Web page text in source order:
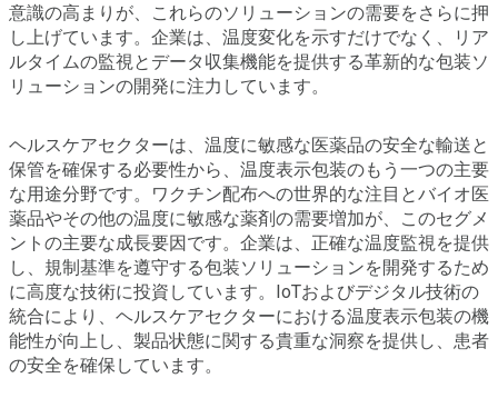
意識の高まりが、これらのソリューションの需要をさらに押
し上げています。企業は、温度変化を示すだけでなく、リア
ルタイムの監視とデータ収集機能を提供する革新的な包装ソ
リューションの開発に注力しています。
ヘルスケアセクターは、温度に敏感な医薬品の安全な輸送と
保管を確保する必要性から、温度表示包装のもう一つの主要
な用途分野です。ワクチン配布への世界的な注目とバイオ医
薬品やその他の温度に敏感な薬剤の需要増加が、このセグメ
ントの主要な成長要因です。企業は、正確な温度監視を提供
し、規制基準を遵守する包装ソリューションを開発するため
に高度な技術に投資しています。IoTおよびデジタル技術の
統合により、ヘルスケアセクターにおける温度表示包装の機
能性が向上し、製品状態に関する貴重な洞察を提供し、患者
の安全を確保しています。